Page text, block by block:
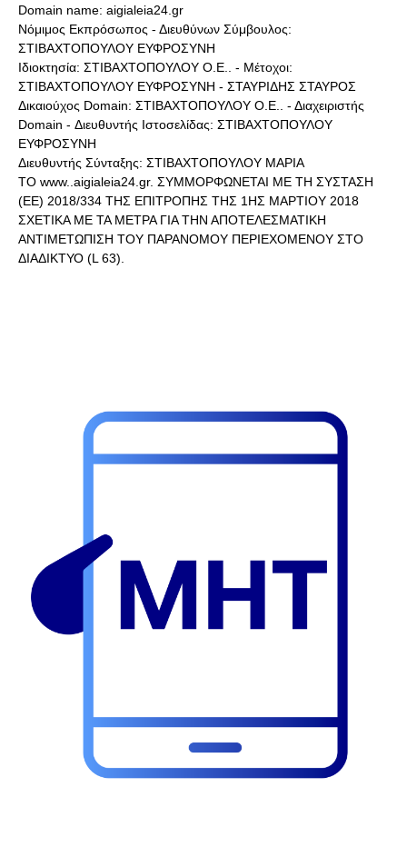
Domain name: aigialeia24.gr
Νόμιμος Εκπρόσωπος - Διευθύνων Σύμβουλος:
ΣΤΙΒΑΧΤΟΠΟΥΛΟΥ ΕΥΦΡΟΣΥΝΗ
Ιδιοκτησία: ΣΤΙΒΑΧΤΟΠΟΥΛΟΥ Ο.Ε.. - Μέτοχοι:
ΣΤΙΒΑΧΤΟΠΟΥΛΟΥ ΕΥΦΡΟΣΥΝΗ - ΣΤΑΥΡΙΔΗΣ ΣΤΑΥΡΟΣ
Δικαιούχος Domain: ΣΤΙΒΑΧΤΟΠΟΥΛΟΥ Ο.Ε.. - Διαχειριστής
Domain - Διευθυντής Ιστοσελίδας: ΣΤΙΒΑΧΤΟΠΟΥΛΟΥ
ΕΥΦΡΟΣΥΝΗ
Διευθυντής Σύνταξης: ΣΤΙΒΑΧΤΟΠΟΥΛΟΥ ΜΑΡΙΑ
ΤΟ www..aigialeia24.gr. ΣΥΜΜΟΡΦΩΝΕΤΑΙ ΜΕ ΤΗ ΣΥΣΤΑΣΗ
(ΕΕ) 2018/334 ΤΗΣ ΕΠΙΤΡΟΠΗΣ ΤΗΣ 1ΗΣ ΜΑΡΤΙΟΥ 2018
ΣΧΕΤΙΚΑ ΜΕ ΤΑ ΜΕΤΡΑ ΓΙΑ ΤΗΝ ΑΠΟΤΕΛΕΣΜΑΤΙΚΗ
ΑΝΤΙΜΕΤΩΠΙΣΗ ΤΟΥ ΠΑΡΑΝΟΜΟΥ ΠΕΡΙΕΧΟΜΕΝΟΥ ΣΤΟ
ΔΙΑΔΙΚΤΥΟ (L 63).